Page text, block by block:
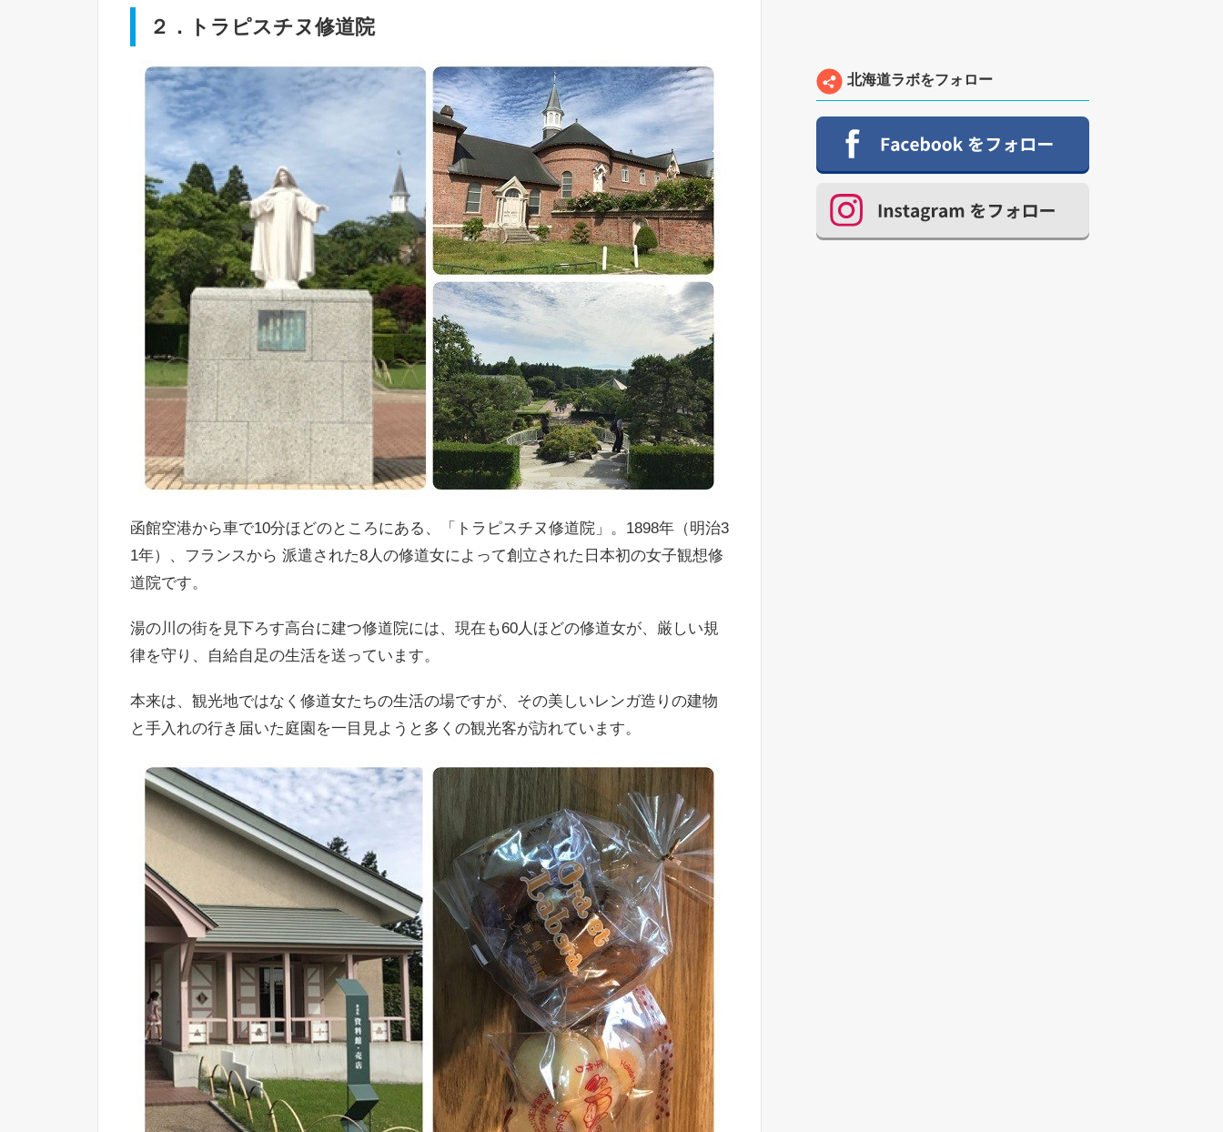
２．トラピスチヌ修道院
函館空港から車で10分ほどのところにある、「トラピスチヌ修道院」。1898年（明治3
1年）、フランスから 派遣された8人の修道女によって創立された日本初の女子観想修
道院です。
湯の川の街を見下ろす高台に建つ修道院には、現在も60人ほどの修道女が、厳しい規
律を守り、自給自足の生活を送っています。
本来は、観光地ではなく修道女たちの生活の場ですが、その美しいレンガ造りの建物
と手入れの行き届いた庭園を一目見ようと多くの観光客が訪れています。
北海道ラボをフォロー